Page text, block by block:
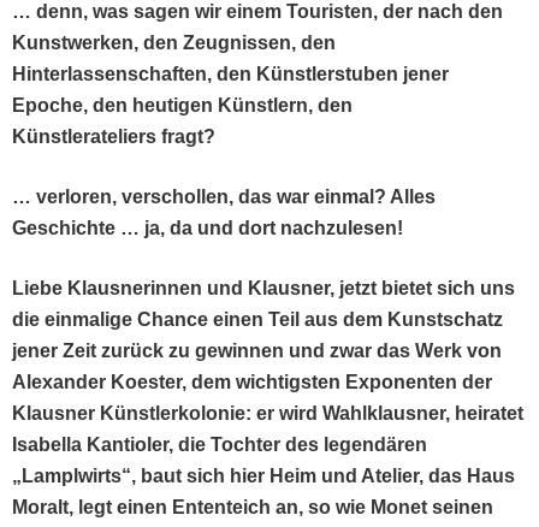
… denn, was sagen wir einem Touris­ten, der nach den
Kunst­werken, den Zeug­nis­sen, den
Hin­ter­lassen­schaften, den Kün­stler­stuben jen­er
Epoche, den heuti­gen Kün­stlern, den
Kün­stler­ate­liers fragt?
… ver­loren, ver­schollen, das war ein­mal? Alles
Geschichte … ja, da und dort nachzulesen!
Liebe Klaus­ner­in­nen und Klaus­ner, jet­zt bietet sich uns
die ein­ma­lige Chance einen Teil aus dem Kun­stschatz
jen­er Zeit zurück zu gewin­nen und zwar das Werk von
Alexan­der Koester, dem wichtig­sten Expo­nen­ten der
Klaus­ner Kün­stlerkolonie: er wird Wahlk­laus­ner, heiratet
Isabel­la Kan­ti­ol­er, die Tochter des leg­endären
„Lam­plwirts“, baut sich hier Heim und Ate­lier, das Haus
Moralt, legt einen Enten­te­ich an, so wie Mon­et seinen